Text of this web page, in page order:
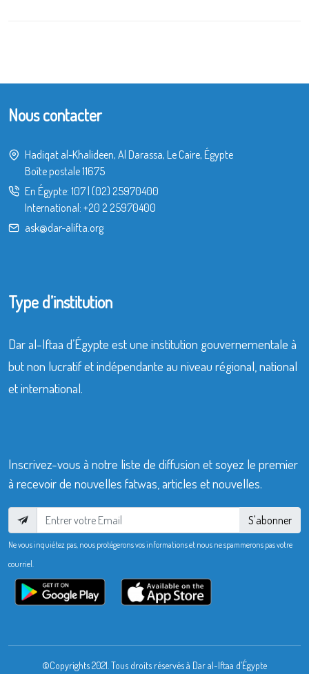
Nous contacter
Hadiqat al-Khalideen, Al Darassa, Le Caire, Égypte
Boîte postale 11675
En Égypte: 107| (02) 25970400
International: +20 2 25970400
ask@dar-alifta.org
Type d’institution
Dar al-Iftaa d’Égypte est une institution gouvernementale à
but non lucratif et indépendante au niveau régional, national
et international.
Inscrivez-vous à notre liste de diffusion et soyez le premier
à recevoir de nouvelles fatwas, articles et nouvelles.
S'abonner
Ne vous inquiétez pas, nous protégerons vos informations et nous ne spammerons pas votre
courriel.
©Copyrights 2021. Tous droits réservés à Dar al-Iftaa d’Égypte